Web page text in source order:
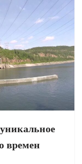
времен